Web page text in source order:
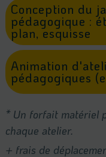
Conception du
pédagogique :
plan, esquisse
Animation
pédagogiques
* Un forfait matériel
chaque atelier.
+ frais de